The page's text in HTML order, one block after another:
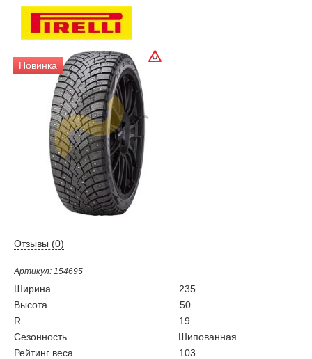
Новинка
Отзывы (0)
Артикул: 154695
Ширина
235
Высота
50
R
19
Сезонность
Шипованная
Рейтинг веса
103